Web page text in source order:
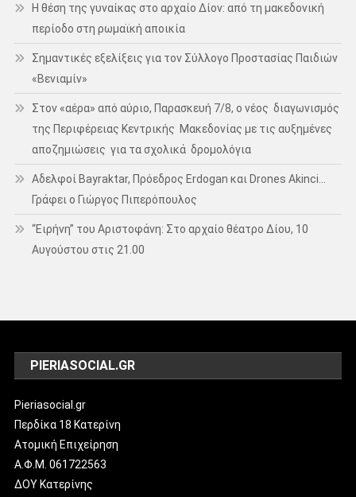
Η θέση της γυναίκας στο αρχαίο Δίον: από τη μακεδονική
περίοδο στη ρωμαϊκή αποικία
Σημαντικές εξελίξεις για τον Σύλλογο Προστασίας Παιδιών
«Βενιαμίν»
Στον «αέρα» από αύριο, Παρασκευή 7/8, ο νέος διαγωνισμός
της Περιφέρειας Κεντρικής Μακεδονίας με τις αυξημένες
αποζημιώσεις για τα σχολικά δρομολόγια
Αδελφοί Bayraktar, Πρόεδρος Erdogan και Drones Akinci…
Γράφει ο Γιώργος Πιπερόπουλος
“Ειρήνη” του Αριστοφάνη: Στο αρχαίο θέατρο Δίου, 10
Αυγούστου στις 21.00
PIERIASOCIAL.GR
Pieriasocial.gr
Περδίκα 18 Κατερίνη
Ατομική Επιχείρηση
Α.Φ.Μ. 061722563
ΔΟΥ Κατερίνης